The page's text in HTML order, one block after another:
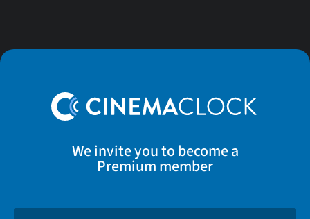
We invite you to become a
Premium member